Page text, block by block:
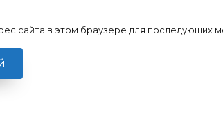
сайта в этом браузере для последующих